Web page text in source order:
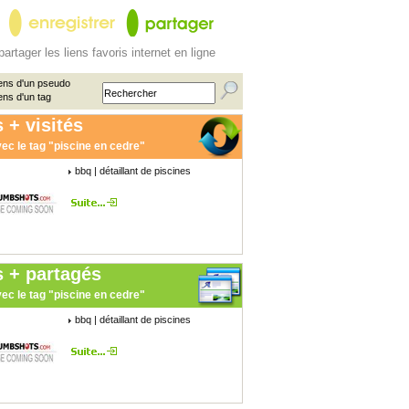
les liens favoris internet en ligne
d'un pseudo
d'un tag
+ visités
le tag "piscine en cedre"
bbq | détaillant de piscines
+ partagés
le tag "piscine en cedre"
bbq | détaillant de piscines